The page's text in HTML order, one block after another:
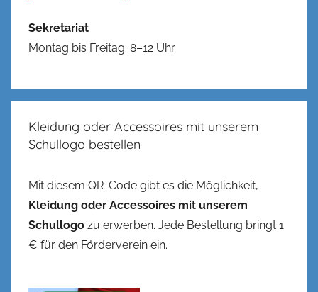
Sekretariat
Montag bis Freitag: 8–12 Uhr
Kleidung oder Accessoires mit unserem
Schullogo bestellen
Mit diesem QR-Code gibt es die Möglichkeit,
Kleidung oder Accessoires mit unserem
Schullogo zu erwerben. Jede Bestellung bringt 1
€ für den Förderverein ein.